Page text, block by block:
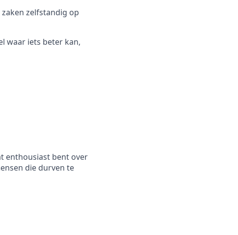
zelfstandig op
waar iets beter kan,
enthousiast bent over
die durven te